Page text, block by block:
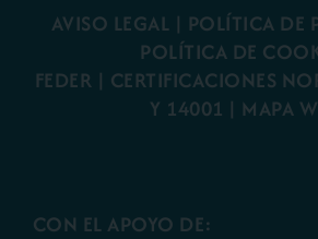
AVISO LEGAL | POLÍTICA DE
POLÍTICA DE
FEDER | CERTIFICACIONES
Y 14001 | MAPA
CON EL APOYO DE: